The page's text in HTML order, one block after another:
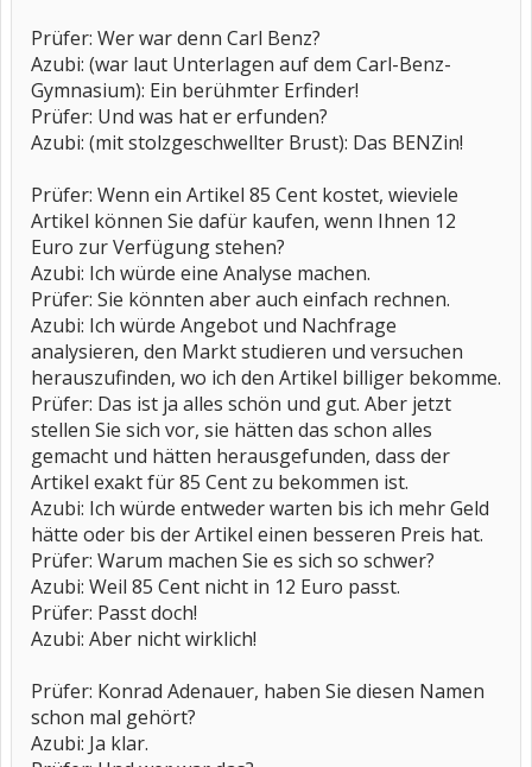
Prüfer: Wer war denn Carl Benz?
Azubi: (war laut Unterlagen auf dem Carl-Benz-
Gymnasium): Ein berühmter Erfinder!
Prüfer: Und was hat er erfunden?
Azubi: (mit stolzgeschwellter Brust): Das BENZin!
Prüfer: Wenn ein Artikel 85 Cent kostet, wieviele
Artikel können Sie dafür kaufen, wenn Ihnen 12
Euro zur Verfügung stehen?
Azubi: Ich würde eine Analyse machen.
Prüfer: Sie könnten aber auch einfach rechnen.
Azubi: Ich würde Angebot und Nachfrage
analysieren, den Markt studieren und versuchen
herauszufinden, wo ich den Artikel billiger bekomme.
Prüfer: Das ist ja alles schön und gut. Aber jetzt
stellen Sie sich vor, sie hätten das schon alles
gemacht und hätten herausgefunden, dass der
Artikel exakt für 85 Cent zu bekommen ist.
Azubi: Ich würde entweder warten bis ich mehr Geld
hätte oder bis der Artikel einen besseren Preis hat.
Prüfer: Warum machen Sie es sich so schwer?
Azubi: Weil 85 Cent nicht in 12 Euro passt.
Prüfer: Passt doch!
Azubi: Aber nicht wirklich!
Prüfer: Konrad Adenauer, haben Sie diesen Namen
schon mal gehört?
Azubi: Ja klar.